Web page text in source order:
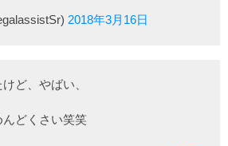
2018年3月16日
ど、やばい、
どくさい笑笑